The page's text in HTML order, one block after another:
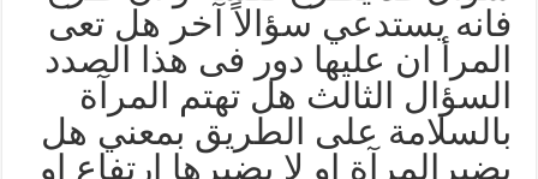
يستدعي سؤالاً آخر هل تعى
ان عليها دور فى هذا الصدد
الثالث هل تهتم المرآة
على الطريق بمعني هل
او لا يضيرها ارتفاع او